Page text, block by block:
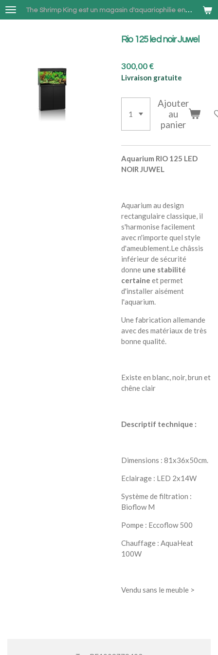
Passer
au
The Shrimp King est un magasin d'aquariophilie en ligne spécialisé dans la vente de Neocaridina et Betta combattant à Bruxelles
Rio 125 led noir Juwel
300,00 €
Livraison gratuite
Ajouter
au
panier
Aquarium RIO 125 LED
NOIR JUWEL
Aquarium au design
rectangulaire classique, il
s'harmonise facilement
avec n'importe quel style
d'ameublement.Le châssis
inférieur de sécurité
donne une stabilité
certaine et permet
d'installer aisément
l'aquarium.
Une fabrication allemande
avec des matériaux de très
bonne qualité.
Existe en blanc, noir, brun et
chêne clair
Descriptif technique :
Dimensions : 81x36x50cm.
Eclairage : LED 2x14W
Système de filtration :
Bioflow M
Pompe : Eccoflow 500
Chauffage : AquaHeat
100W
Vendu sans le meuble >